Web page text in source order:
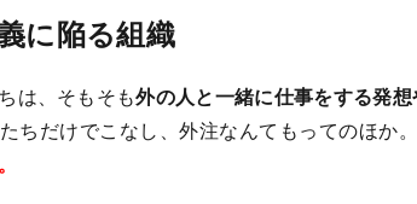
に陥る組織
は、そもそも外の人と一緒に仕事をする発
ちだけでこなし、外注なんてもってのほか